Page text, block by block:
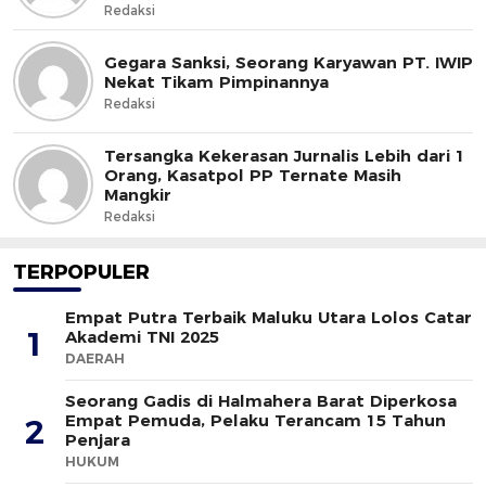
Redaksi
Gegara Sanksi, Seorang Karyawan PT. IWIP
Nekat Tikam Pimpinannya
Redaksi
Tersangka Kekerasan Jurnalis Lebih dari 1
Orang, Kasatpol PP Ternate Masih
Mangkir
Redaksi
TERPOPULER
1
Empat Putra Terbaik Maluku Utara Lolos Catar
Akademi TNI 2025
DAERAH
2
Seorang Gadis di Halmahera Barat Diperkosa
Empat Pemuda, Pelaku Terancam 15 Tahun
Penjara
HUKUM